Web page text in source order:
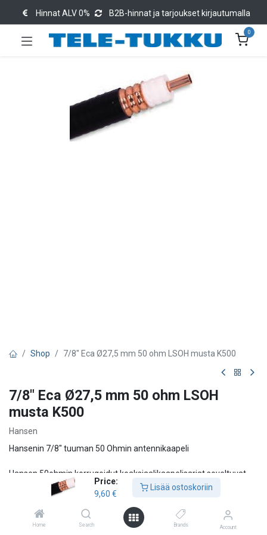
Price:
9,60 €
Lisää ostoskoriin
Home Search Brands Account
Hinnat ALV 0% B2B-hinnat ja tarjoukset kirjautumalla
0
Shop 7/8" Eca Ø27,5 mm 50 ohm LSOH musta K500
7/8" Eca Ø27,5 mm 50 ohm LSOH
musta K500
Hansen
Hansenin 7/8" tuuman 50 Ohmin antennikaapeli
Hansen 50ohmin korrugoidut koaksiaalikaapelisarjat soveltuvat
laajasti antennisyöttöjärjestelmiin: Maa- ja matkapuhelin;
jumpperijohdot; laitteiden huone- ja antenniliitännät; armeijan
tiedonsiirtoyhteydet; VLF-, AM- ja FM-radiolähetysjärjestelmät;
Ilma- ja laivatutkajärjestelmät; Taktiset, restaurointi- ja mobiilit